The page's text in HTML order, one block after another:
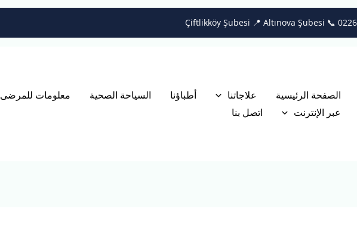
📞
الصفحة الرئيسية علاجاتنا أطباؤنا السياحة الصحية معلومات للمرضى
عبر الإنترنت
اتصل بنا